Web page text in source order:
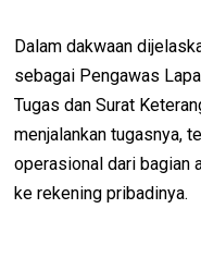
Dalam dakwaan
sebagai Pengawas
Tugas dan Surat
menjalankan tugasnya,
operasional dari bagian
ke rekening pribadinya.